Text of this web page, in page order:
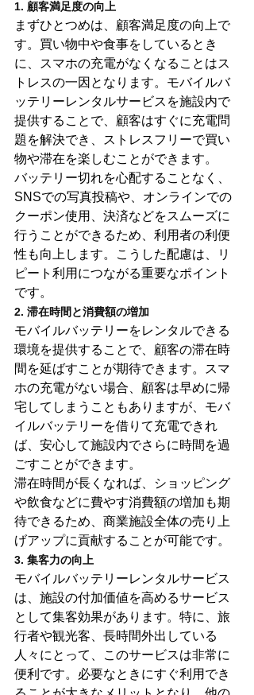
1. 顧客満足度の向上
まずひとつめは、顧客満足度の向上で
す。買い物中や食事をしているとき
に、スマホの充電がなくなることはス
トレスの一因となります。モバイルバ
ッテリーレンタルサービスを施設内で
提供することで、顧客はすぐに充電問
題を解決でき、ストレスフリーで買い
物や滞在を楽しむことができます。
バッテリー切れを心配することなく、
SNSでの写真投稿や、オンラインでの
クーポン使用、決済などをスムーズに
行うことができるため、利用者の利便
性も向上します。こうした配慮は、リ
ピート利用につながる重要なポイント
です。
2. 滞在時間と消費額の増加
モバイルバッテリーをレンタルできる
環境を提供することで、顧客の滞在時
間を延ばすことが期待できます。スマ
ホの充電がない場合、顧客は早めに帰
宅してしまうこともありますが、モバ
イルバッテリーを借りて充電できれ
ば、安心して施設内でさらに時間を過
ごすことができます。
滞在時間が長くなれば、ショッピング
や飲食などに費やす消費額の増加も期
待できるため、商業施設全体の売り上
げアップに貢献することが可能です。
3. 集客力の向上
モバイルバッテリーレンタルサービス
は、施設の付加価値を高めるサービス
として集客効果があります。特に、旅
行者や観光客、長時間外出している
人々にとって、このサービスは非常に
便利です。必要なときにすぐ利用でき